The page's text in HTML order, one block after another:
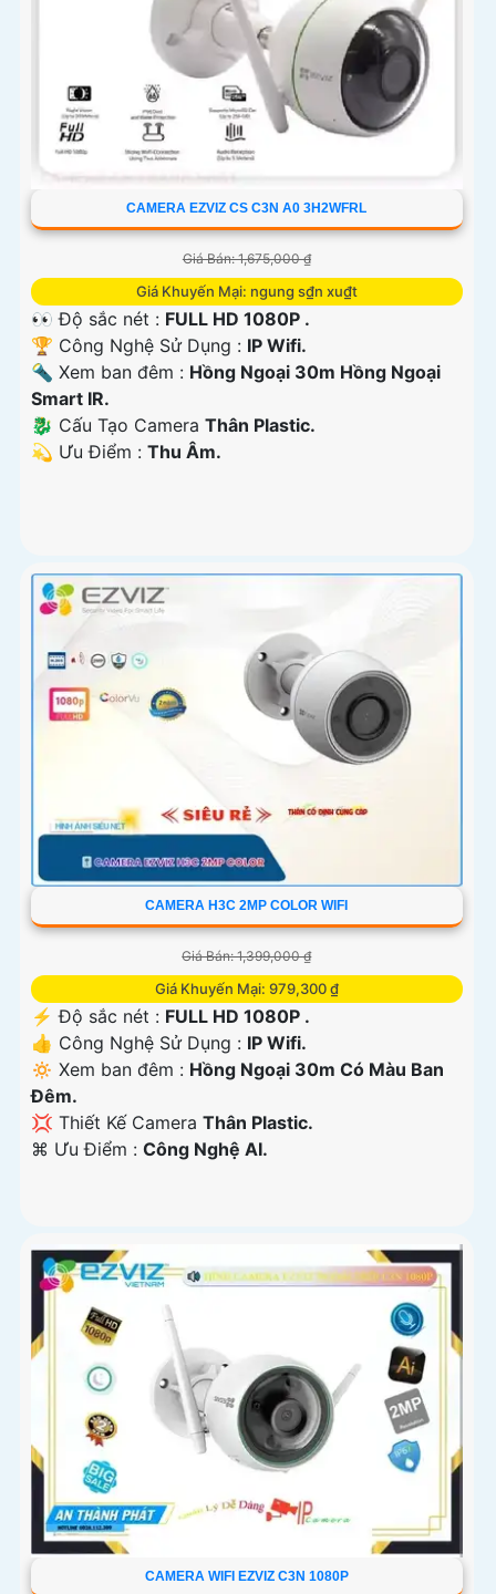
CAMERA EZVIZ CS C3N A0 3H2WFRL
Giá Bán: 1,675,000 ₫
Giá Khuyến Mại: ngung s₫n xu₫t
👀 Độ sắc nét : FULL HD 1080P .
🏆 Công Nghệ Sử Dụng : IP Wifi.
🔦 Xem ban đêm : Hồng Ngoại 30m Hồng Ngoại
Smart IR.
🐉️ Cấu Tạo Camera Thân Plastic.
️💫 Ưu Điểm : Thu Âm.
CAMERA H3C 2MP COLOR WIFI
Giá Bán: 1,399,000 ₫
Giá Khuyến Mại: 979,300 ₫
️⚡ Độ sắc nét : FULL HD 1080P .
👍 Công Nghệ Sử Dụng : IP Wifi.
🔅 Xem ban đêm : Hồng Ngoại 30m Có Màu Ban
Ðêm.
💢 Thiết Kế Camera Thân Plastic.
️⌘ Ưu Điểm : Công Nghệ AI.
CAMERA WIFI EZVIZ C3N 1080P